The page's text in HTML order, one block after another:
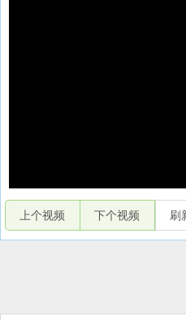
上个视频 下个视频 刷